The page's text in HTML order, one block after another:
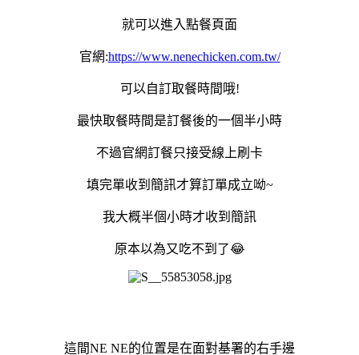
就可以進入點餐頁面
官網:https://www.nenechicken.com.tw/
可以自訂取餐時間哦!
最快取餐時間是訂餐後的一個半小時
不過官網訂餐只接受線上刷卡
填完單收到簡訊才算訂單成立呦~
我大概半個小時才收到簡訊
原本以為又吃不到了😂
這間NE NE的位置是在面對基署的右手邊